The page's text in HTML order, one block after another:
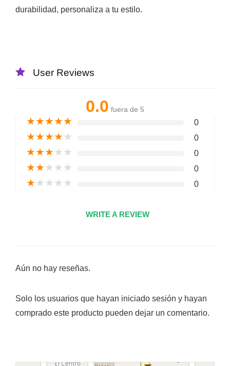
durabilidad, personaliza a tu estilo.
User Reviews
0.0 fuera de 5
★★★★★ 0
★★★★★ 0
★★★★★ 0
★★★★★ 0
★★★★★ 0
WRITE A REVIEW
Aún no hay reseñas.
Solo los usuarios que hayan iniciado sesión y hayan
comprado este producto pueden dejar un comentario.